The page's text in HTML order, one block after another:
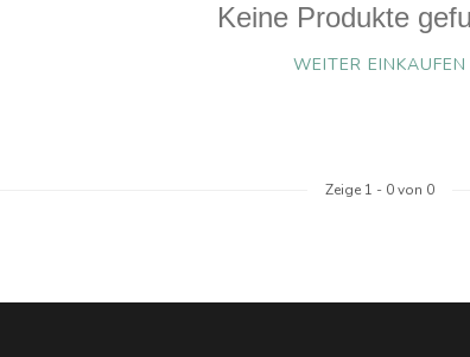
Keine Produkte
WEITER EINKAUFEN
Zeige 1 - 0von 0